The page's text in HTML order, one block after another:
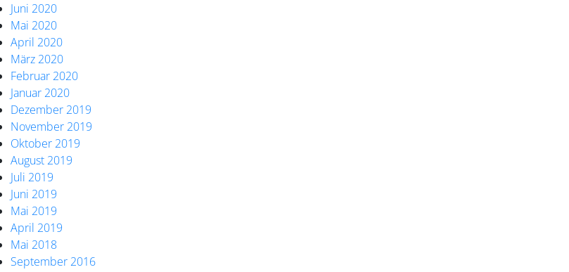
Juni 2020
Mai 2020
April 2020
März 2020
Februar 2020
Januar 2020
Dezember 2019
November 2019
Oktober 2019
August 2019
Juli 2019
Juni 2019
Mai 2019
April 2019
Mai 2018
September 2016